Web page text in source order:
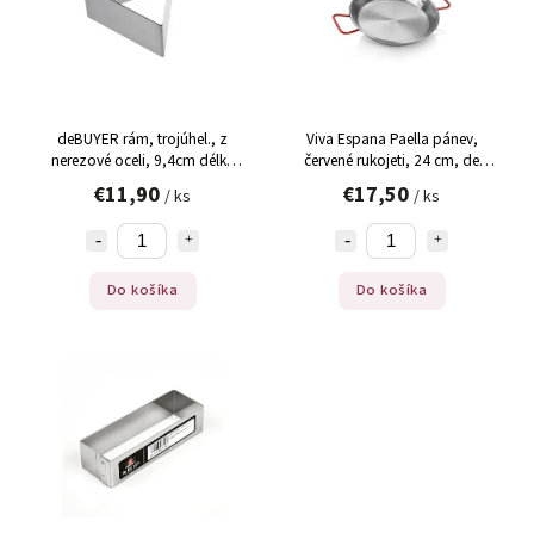
deBUYER rám, trojúhel., z
nerezové oceli, 9,4cm délka
€11,90 / ks
Do košíka
Viva Espana Paella pánev,
červené rukojeti, 24 cm, de
€17,50 / ks
Do košíka